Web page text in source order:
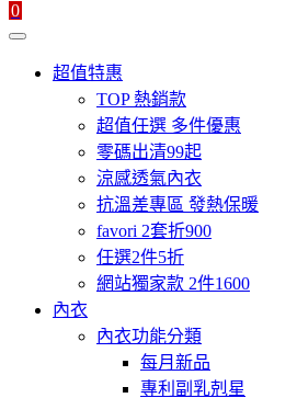
0
超值特惠
TOP 熱銷款
超值任選 多件優惠
零碼出清99起
涼感透氣內衣
抗溫差專區 發熱保暖
favori 2套折900
任選2件5折
網站獨家款 2件1600
內衣
內衣功能分類
每月新品
專利副乳剋星